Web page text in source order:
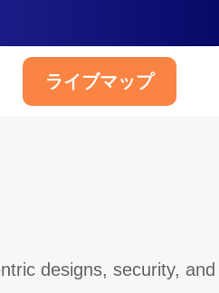
ライブマップ
designs, security, and